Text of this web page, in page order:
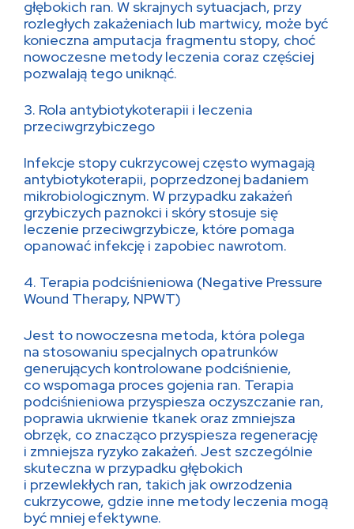
głębokich ran. W skrajnych sytuacjach, przy
rozległych zakażeniach lub martwicy, może być
konieczna amputacja fragmentu stopy, choć
nowoczesne metody leczenia coraz częściej
pozwalają tego uniknąć.
3. Rola antybiotykoterapii i leczenia
przeciwgrzybiczego
Infekcje stopy cukrzycowej często wymagają
antybiotykoterapii, poprzedzonej badaniem
mikrobiologicznym. W przypadku zakażeń
grzybiczych paznokci i skóry stosuje się
leczenie przeciwgrzybicze, które pomaga
opanować infekcję i zapobiec nawrotom.
4. Terapia podciśnieniowa (Negative Pressure
Wound Therapy, NPWT)
Jest to nowoczesna metoda, która polega
na stosowaniu specjalnych opatrunków
generujących kontrolowane podciśnienie,
co wspomaga proces gojenia ran. Terapia
podciśnieniowa przyspiesza oczyszczanie ran,
poprawia ukrwienie tkanek oraz zmniejsza
obrzęk, co znacząco przyspiesza regenerację
i zmniejsza ryzyko zakażeń. Jest szczególnie
skuteczna w przypadku głębokich
i przewlekłych ran, takich jak owrzodzenia
cukrzycowe, gdzie inne metody leczenia mogą
być mniej efektywne.